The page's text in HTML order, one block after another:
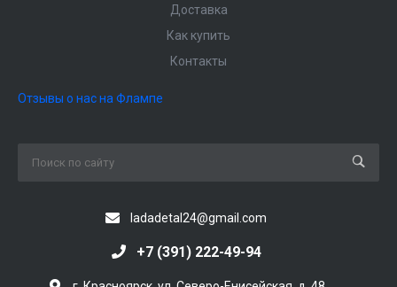
Доставка
Как купить
Контакты
Отзывы о нас на Флампе
ladadetal24@gmail.com
+7 (391) 222-49-94